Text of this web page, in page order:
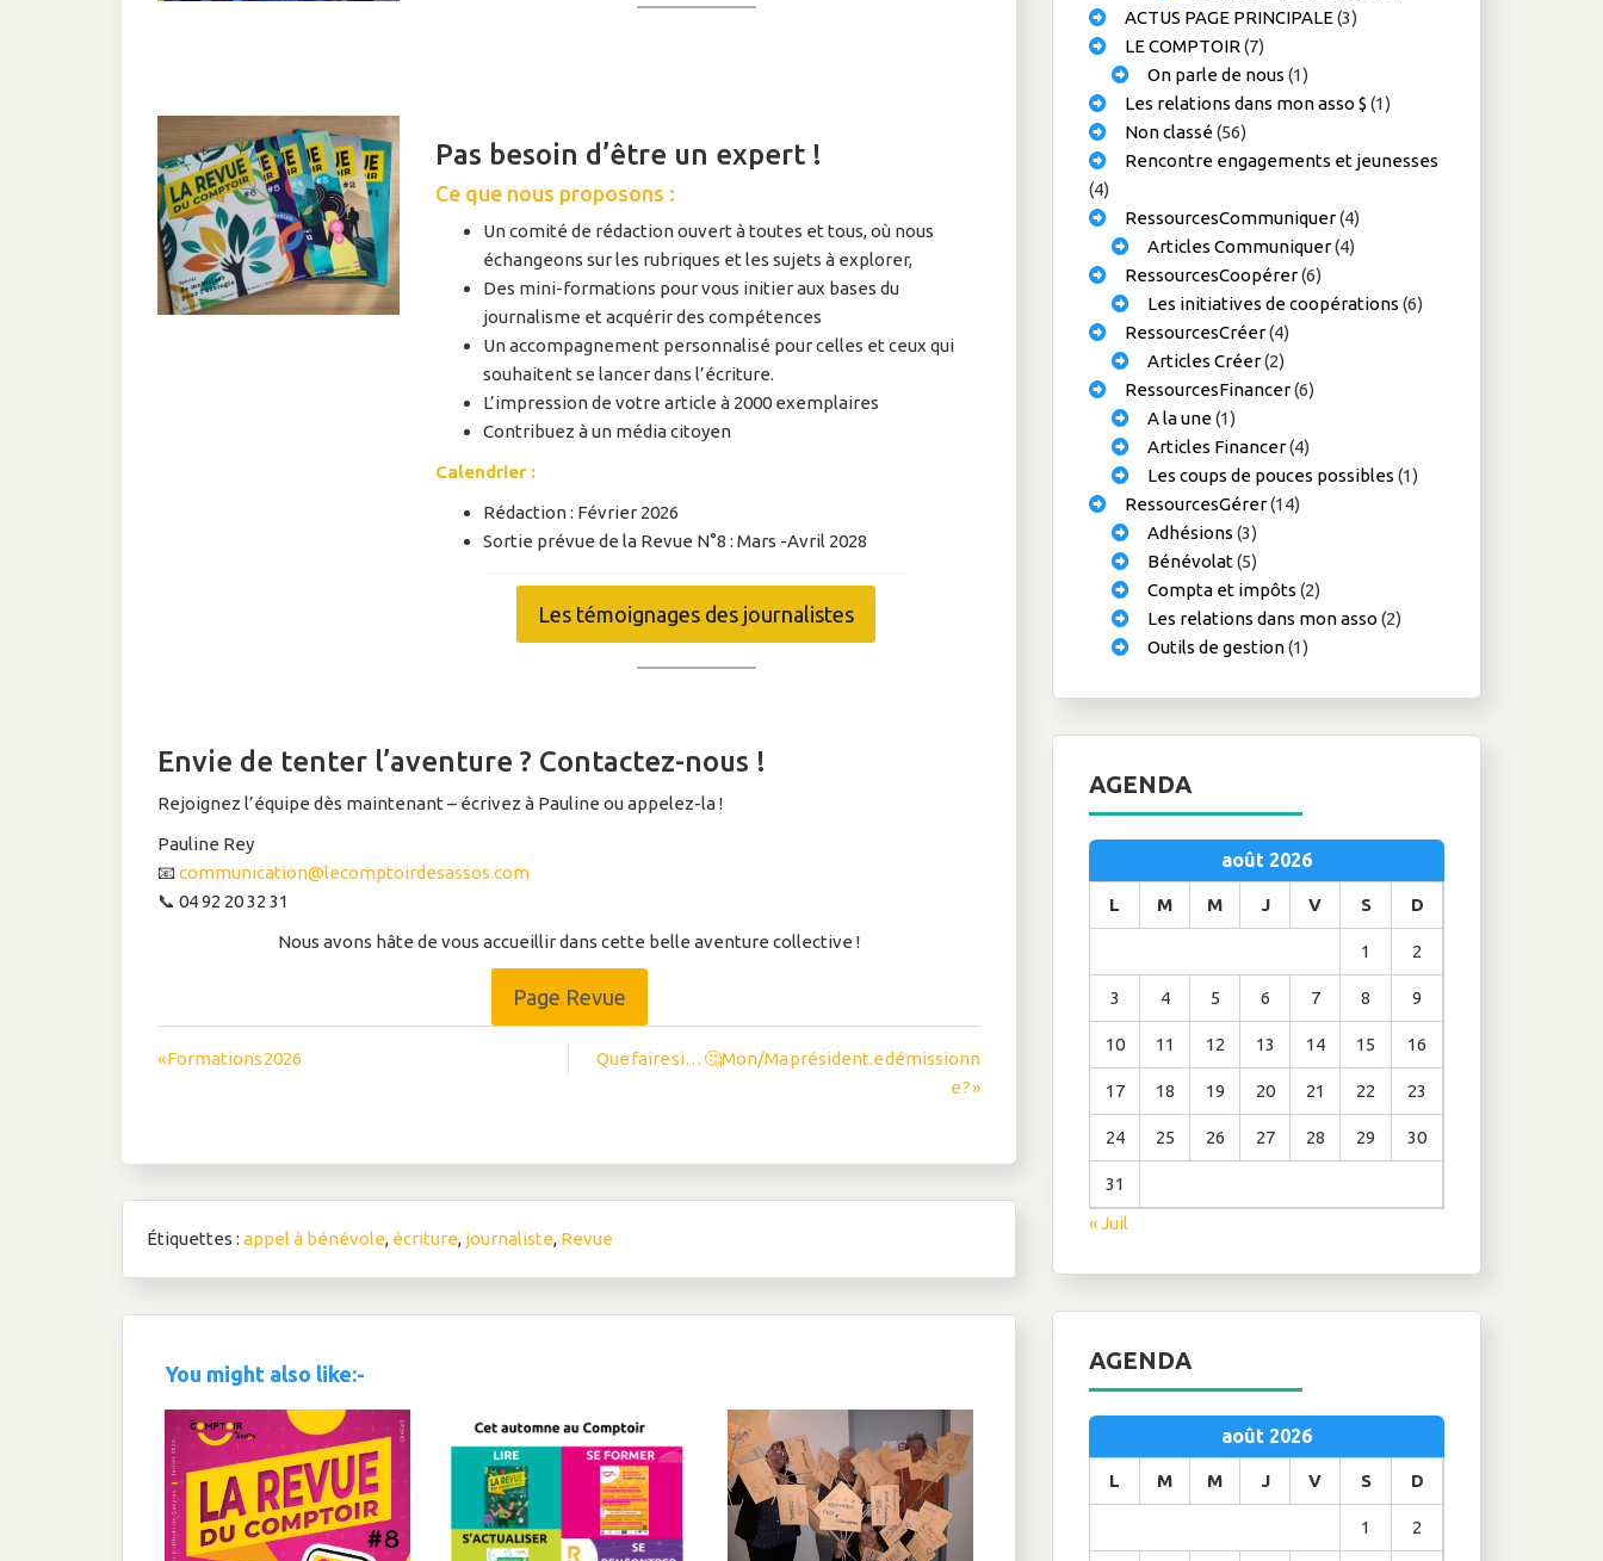
Pas besoin d’être un expert !
Ce que nous proposons :
Un comité de rédaction ouvert à toutes et tous, où nous
échangeons sur les rubriques et les sujets à explorer,
Des mini-formations pour vous initier aux bases du
journalisme et acquérir des compétences
Un accompagnement personnalisé pour celles et ceux qui
souhaitent se lancer dans l’écriture.
L’impression de votre article à 2000 exemplaires
Contribuez à un média citoyen
Calendrier :
Rédaction : Février 2026
Sortie prévue de la Revue N°8 : Mars -Avril 2028
Les témoignages des journalistes
Envie de tenter l’aventure ? Contactez-nous !
Rejoignez l’équipe dès maintenant – écrivez à Pauline ou appelez-la !
Pauline Rey
📧 communication@lecomptoirdesassos.com
📞 04 92 20 32 31
Nous avons hâte de vous accueillir dans cette belle aventure collective !
Page Revue
Navigation
« Formations 2026
Que faire si… 🤔Mon/Ma président.e démissionn
e ? »
Étiquettes : appel à bénévole, écriture, journaliste, Revue
You might also like:-
ACTUS PAGE PRINCIPALE(3)
LE COMPTOIR (7)
On parle de nous (1)
Les relations dans mon asso $ (1)
Non classé(56)
Rencontre engagements et jeunesses
(4)
RessourcesCommuniquer(4)
Articles Communiquer(4)
RessourcesCoopérer(6)
Les initiatives de coopérations (6)
RessourcesCréer(4)
Articles Créer(2)
RessourcesFinancer(6)
A la une(1)
Articles Financer(4)
Les coups de pouces possibles (1)
RessourcesGérer(14)
Adhésions (3)
Bénévolat(5)
Compta et impôts (2)
Les relations dans mon asso (2)
Outils de gestion(1)
AGENDA
août 2026
L M M J V S D
1 2
3 4 5 6 7 8 9
10 11 12 13 14 15 16
17 18 19 20 21 22 23
24 25 26 27 28 29 30
31
« Juil
AGENDA
août 2026
L M M J V S D
1 2